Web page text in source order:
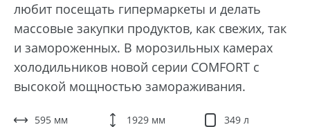
любит посещать гипермаркеты и делать
массовые закупки продуктов, как свежих, так
и замороженных. В морозильных камерах
холодильников новой серии COMFORT c
высокой мощностью замораживания.
595 мм 1929 мм 349 л